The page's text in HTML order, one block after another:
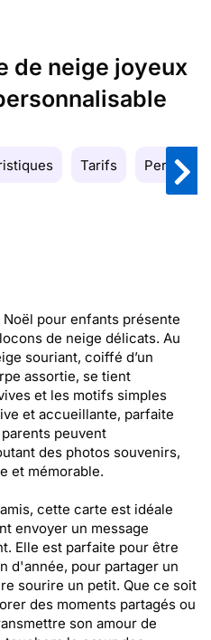
de neige joyeux
Tarifs
pour enfants présente
de neige délicats. Au
souriant, coiffé d’un
assortie, se tient
et les motifs simples
et accueillante, parfaite
peuvent
des photos souvenirs,
et mémorable.
cette carte est idéale
envoyer un message
Elle est parfaite pour être
d'année, pour partager un
sourire un petit. Que ce soit
des moments partagés ou
son amour de